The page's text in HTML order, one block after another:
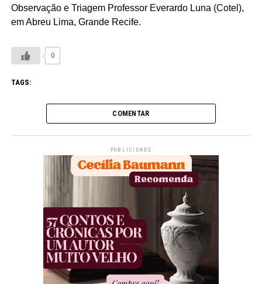
Observação e Triagem Professor Everardo Luna (Cotel),
em Abreu Lima, Grande Recife.
0
TAGS:
COMENTAR
PUBLICIDADE